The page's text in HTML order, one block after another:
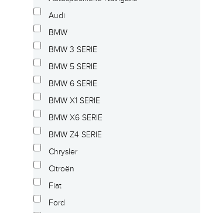
Audi
BMW
BMW 3 SERIE
BMW 5 SERIE
BMW 6 SERIE
BMW X1 SERIE
BMW X6 SERIE
BMW Z4 SERIE
Chrysler
Citroën
Fiat
Ford